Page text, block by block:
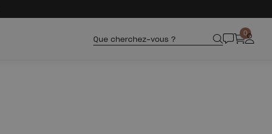
Que cherchez-vous ?
0